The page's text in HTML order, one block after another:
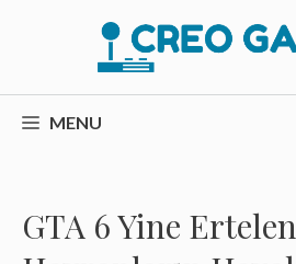
MENU
GTA 6 Yine